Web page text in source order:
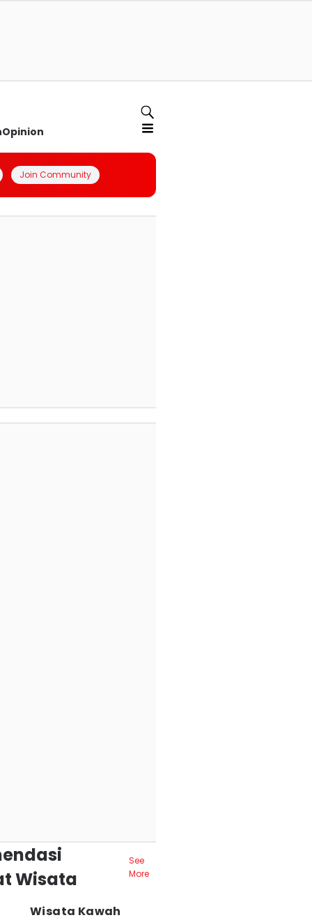
Opinion
Join Community
Wisata
See
More
Wisata Kawah